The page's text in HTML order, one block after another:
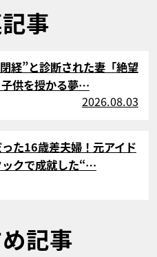
事
経”と診断された妻「絶望
子供を授かる夢…
2026.08.03
た16歳差夫婦！元アイド
クで成就した“…
記事